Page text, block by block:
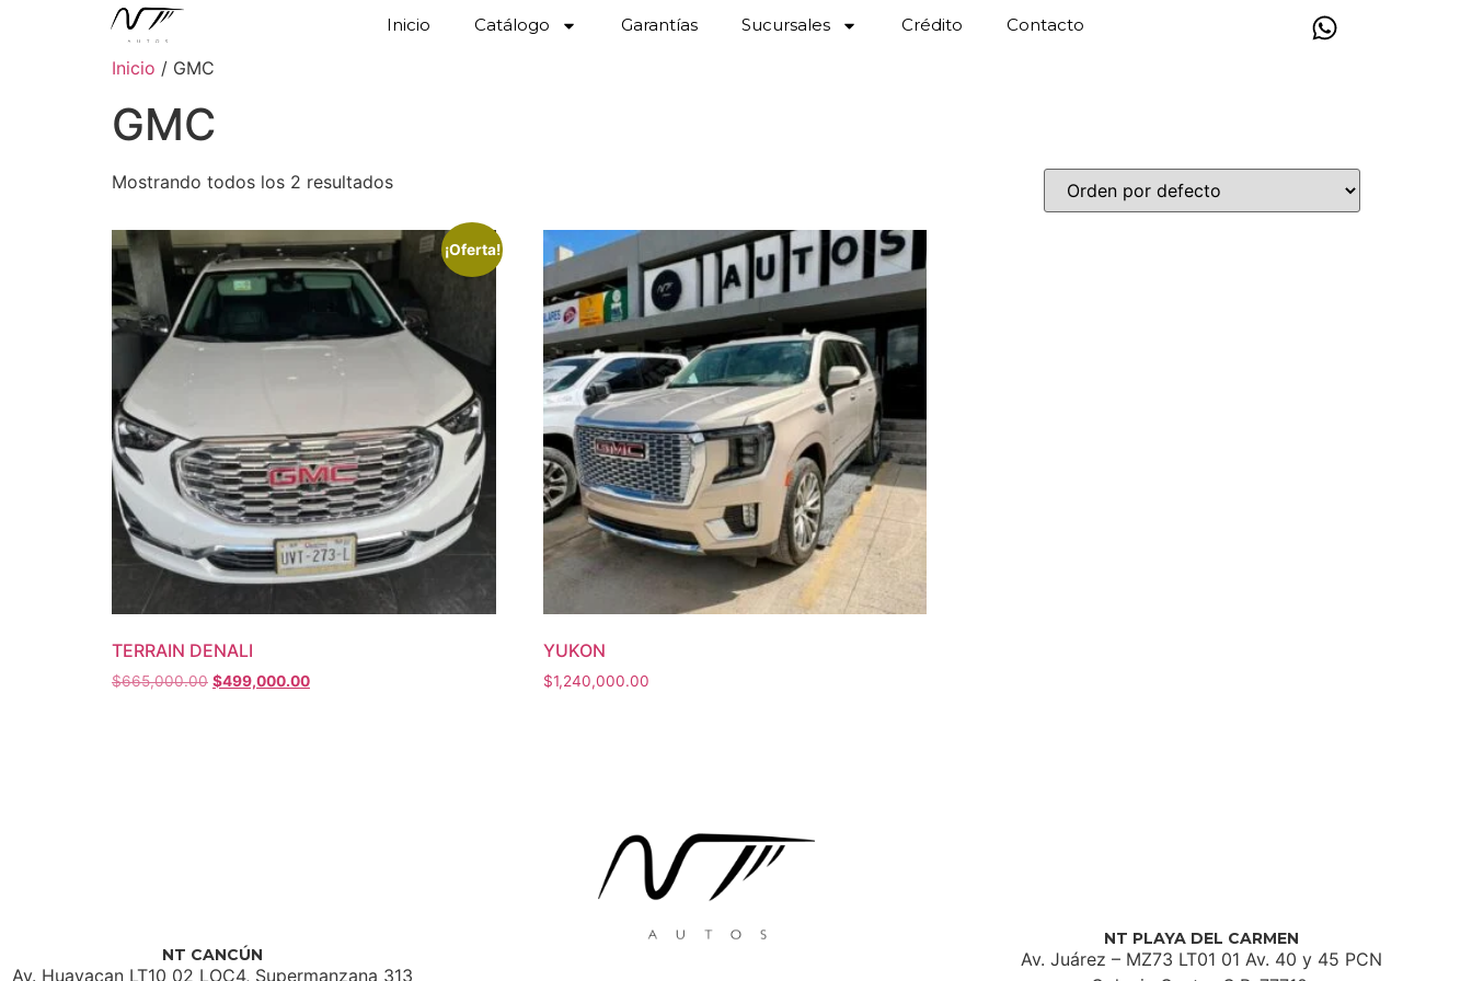
Inicio Catálogo Garantías Sucursales Crédito Contacto
Inicio / GMC
GMC
Mostrando todos los 2 resultados
¡Oferta!
TERRAIN DENALI
$665,000.00 $499,000.00
YUKON
$1,240,000.00
NT CANCÚN
Av. Huayacan LT10 02 LOC4, Supermanzana 313
NT PLAYA DEL CARMEN
Av. Juárez – MZ73 LT01 01 Av. 40 y 45 PCN